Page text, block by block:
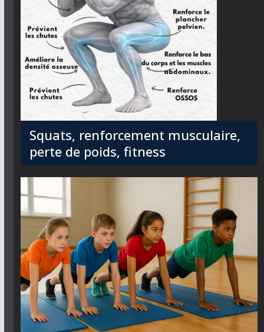
Squats, renforcement musculaire,
perte de poids, fitness